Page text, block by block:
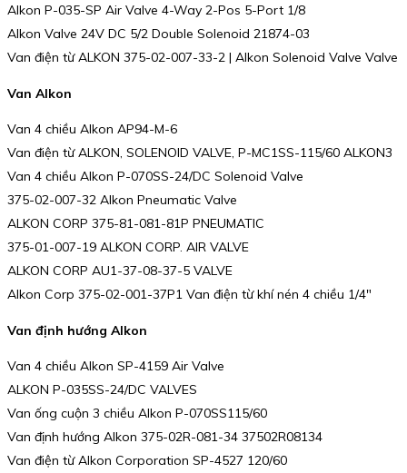
Alkon P-035-SP Air Valve 4-Way 2-Pos 5-Port 1/8
Alkon Valve 24V DC 5/2 Double Solenoid 21874-03
Van điện từ ALKON 375-02-007-33-2 | Alkon Solenoid Valve Valve
Van Alkon
Van 4 chiều Alkon AP94-M-6
Van điện từ ALKON, SOLENOID VALVE, P-MC1SS-115/60 ALKON3
Van 4 chiều Alkon P-070SS-24/DC Solenoid Valve
375-02-007-32 Alkon Pneumatic Valve
ALKON CORP 375-81-081-81P PNEUMATIC
375-01-007-19 ALKON CORP. AIR VALVE
ALKON CORP AU1-37-08-37-5 VALVE
Alkon Corp 375-02-001-37P1 Van điện từ khí nén 4 chiều 1/4″
Van định hướng Alkon
Van 4 chiều Alkon SP-4159 Air Valve
ALKON P-035SS-24/DC VALVES
Van ống cuộn 3 chiều Alkon P-070SS115/60
Van định hướng Alkon 375-02R-081-34 37502R08134
Van điện từ Alkon Corporation SP-4527 120/60